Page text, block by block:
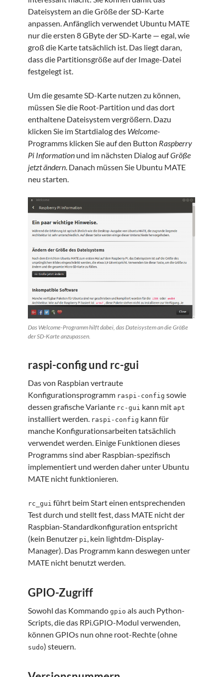
Dateisystem an die Größe der SD-Karte
anpassen. Anfänglich verwendet Ubuntu MATE
nur die ersten 8 GByte der SD-Karte — egal, wie
groß die Karte tatsächlich ist. Das liegt daran,
dass die Partitionsgröße auf der Image-Datei
festgelegt ist.
Um die gesamte SD-Karte nutzen zu können,
müssen Sie die Root-Partition und das dort
enthaltene Dateisystem vergrößern. Dazu
klicken Sie im Startdialog des Welcome-
Programms klicken Sie auf den Button Raspberry
Pi Information und im nächsten Dialog aufGröße
jetzt ändern. Danach müssen Sie Ubuntu MATE
neu starten.
Das Welcome-Programm hilft dabei, das Dateisystem an die Größe
der SD-Karte anzupassen.
raspi-config und rc-gui
Das von Raspbian vertraute
Konfigurationsprogramm raspi-config sowie
dessen grafische Variante rc-gui kann mit apt
installiert werden. raspi-config kann für
manche Konfigurationsarbeiten tatsächlich
verwendet werden. Einige Funktionen dieses
Programms sind aber Raspbian-spezifisch
implementiert und werden daher unter Ubuntu
MATE nicht funktionieren.
rc_gui führt beim Start einen entsprechenden
Test durch und stellt fest, dass MATE nicht der
Raspbian-Standardkonfiguration entspricht
(kein Benutzer pi, kein lightdm-Display-
Manager). Das Programm kann deswegen unter
MATE nicht benutzt werden.
GPIO-Zugriff
Sowohl das Kommando gpio als auch Python-
Scripts, die das RPi.GPIO-Modul verwenden,
können GPIOs nun ohne root-Rechte (ohne
sudo) steuern.